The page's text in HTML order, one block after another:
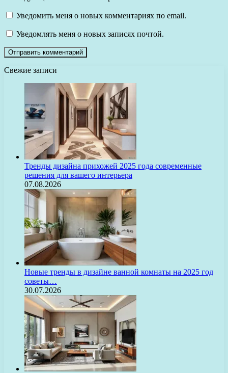
Уведомить меня о новых комментариях по email.
Уведомлять меня о новых записях почтой.
Свежие записи
Тренды дизайна прихожей 2025 года современные
решения для вашего интерьера
07.08.2026
Новые тренды в дизайне ванной комнаты на 2025 год
советы…
30.07.2026